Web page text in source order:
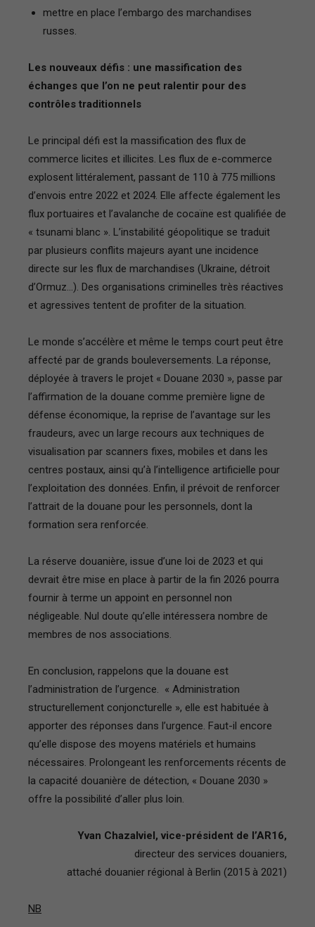
mettre en place l’embargo des marchandises
russes.
Les nouveaux défis : une massification des
échanges que l’on ne peut ralentir pour des
contrôles traditionnels
Le principal défi est la massification des flux de
commerce licites et illicites. Les flux de e-commerce
explosent littéralement, passant de 110 à 775 millions
d’envois entre 2022 et 2024. Elle affecte également les
flux portuaires et l’avalanche de cocaïne est qualifiée de
« tsunami blanc ». L’instabilité géopolitique se traduit
par plusieurs conflits majeurs ayant une incidence
directe sur les flux de marchandises (Ukraine, détroit
d’Ormuz…). Des organisations criminelles très réactives
et agressives tentent de profiter de la situation.
Le monde s’accélère et même le temps court peut être
affecté par de grands bouleversements. La réponse,
déployée à travers le projet « Douane 2030 », passe par
l’affirmation de la douane comme première ligne de
défense économique, la reprise de l’avantage sur les
fraudeurs, avec un large recours aux techniques de
visualisation par scanners fixes, mobiles et dans les
centres postaux, ainsi qu’à l’intelligence artificielle pour
l’exploitation des données. Enfin, il prévoit de renforcer
l’attrait de la douane pour les personnels, dont la
formation sera renforcée.
La réserve douanière, issue d’une loi de 2023 et qui
devrait être mise en place à partir de la fin 2026 pourra
fournir à terme un appoint en personnel non
négligeable. Nul doute qu’elle intéressera nombre de
membres de nos associations.
En conclusion, rappelons que la douane est
l’administration de l’urgence. « Administration
structurellement conjoncturelle », elle est habituée à
apporter des réponses dans l’urgence. Faut-il encore
qu’elle dispose des moyens matériels et humains
nécessaires. Prolongeant les renforcements récents de
la capacité douanière de détection, « Douane 2030 »
offre la possibilité d’aller plus loin.
Yvan Chazalviel, vice-président de l’AR16,
directeur des services douaniers,
attaché douanier régional à Berlin (2015 à 2021)
NB